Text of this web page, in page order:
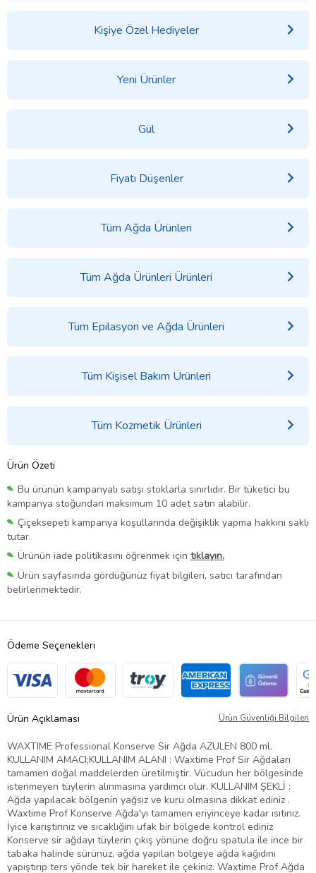
Kişiye Özel Hediyeler
Yeni Ürünler
Gül
Fiyatı Düşenler
Tüm Ağda Ürünleri
Tüm Ağda Ürünleri Ürünleri
Tüm Epilasyon ve Ağda Ürünleri
Tüm Kişisel Bakım Ürünleri
Tüm Kozmetik Ürünleri
Ürün Özeti
Bu ürünün kampanyalı satışı stoklarla sınırlıdır. Bir tüketici bu
kampanya stoğundan maksimum 10 adet satın alabilir.
Çiçeksepeti kampanya koşullarında değişiklik yapma hakkını saklı
tutar.
Ürünün iade politikasını öğrenmek için tıklayın.
Ürün sayfasında gördüğünüz fiyat bilgileri, satıcı tarafından
belirlenmektedir.
Ödeme Seçenekleri
Ürün Açıklaması Ürün Güvenliği Bilgileri
WAXTIME Professional Konserve Sir Ağda AZULEN 800 ml.
KULLANIM AMACI;KULLANIM ALANI : Waxtime Prof Sir Ağdaları
tamamen doğal maddelerden üretilmiştir. Vücudun her bölgesinde
istenmeyen tüylerin alınmasına yardımcı olur. KULLANIM ŞEKLİ :
Ağda yapılacak bölgenin yağsız ve kuru olmasına dikkat ediniz .
Waxtime Prof Konserve Ağda'yı tamamen eriyinceye kadar ısıtınız.
İyice karıştırınız ve sıcaklığını ufak bir bölgede kontrol ediniz
Konserve sir ağdayı tüylerin çıkış yönüne doğru spatula ile ince bir
tabaka halinde sürünüz, ağda yapılan bölgeye ağda kağıdını
yapıştırıp ters yönde tek bir hareket ile çekiniz. Waxtime Prof Ağda